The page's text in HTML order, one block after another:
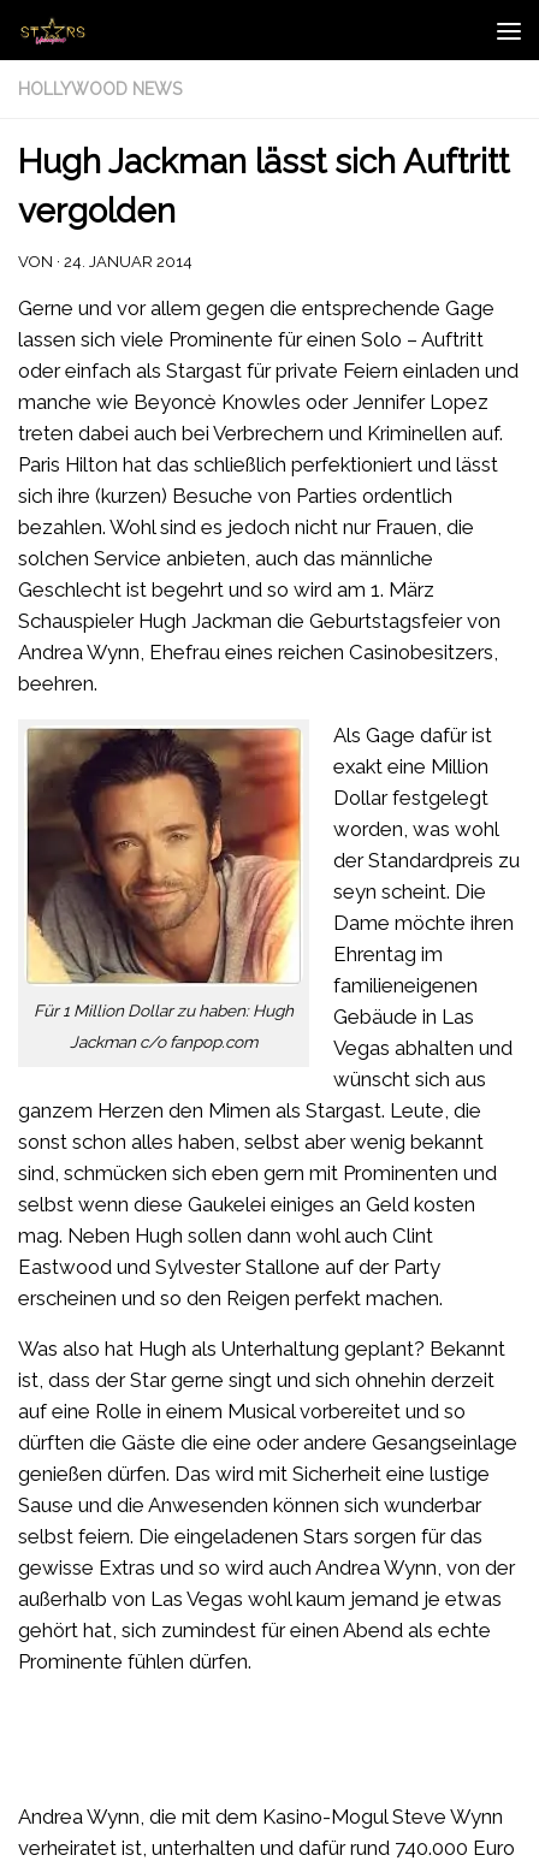
Zum Inhalt springen
HOLLYWOOD NEWS
Hugh Jackman lässt sich Auftritt
vergolden
VON · 24. JANUAR 2014
Gerne und vor allem gegen die entsprechende Gage
lassen sich viele Prominente für einen Solo – Auftritt
oder einfach als Stargast für private Feiern einladen und
manche wie Beyoncè Knowles oder Jennifer Lopez
treten dabei auch bei Verbrechern und Kriminellen auf.
Paris Hilton hat das schließlich perfektioniert und lässt
sich ihre (kurzen) Besuche von Parties ordentlich
bezahlen. Wohl sind es jedoch nicht nur Frauen, die
solchen Service anbieten, auch das männliche
Geschlecht ist begehrt und so wird am 1. März
Schauspieler Hugh Jackman die Geburtstagsfeier von
Andrea Wynn, Ehefrau eines reichen Casinobesitzers,
beehren.
Für 1 Million Dollar zu haben: Hugh
Jackman c/o fanpop.com
Als Gage dafür ist
exakt eine Million
Dollar festgelegt
worden, was wohl
der Standardpreis zu
seyn scheint. Die
Dame möchte ihren
Ehrentag im
familieneigenen
Gebäude in Las
Vegas abhalten und
wünscht sich aus
ganzem Herzen den Mimen als Stargast. Leute, die
sonst schon alles haben, selbst aber wenig bekannt
sind, schmücken sich eben gern mit Prominenten und
selbst wenn diese Gaukelei einiges an Geld kosten
mag. Neben Hugh sollen dann wohl auch Clint
Eastwood und Sylvester Stallone auf der Party
erscheinen und so den Reigen perfekt machen.
Was also hat Hugh als Unterhaltung geplant? Bekannt
ist, dass der Star gerne singt und sich ohnehin derzeit
auf eine Rolle in einem Musical vorbereitet und so
dürften die Gäste die eine oder andere Gesangseinlage
genießen dürfen. Das wird mit Sicherheit eine lustige
Sause und die Anwesenden können sich wunderbar
selbst feiern. Die eingeladenen Stars sorgen für das
gewisse Extras und so wird auch Andrea Wynn, von der
außerhalb von Las Vegas wohl kaum jemand je etwas
gehört hat, sich zumindest für einen Abend als echte
Prominente fühlen dürfen.
Andrea Wynn, die mit dem Kasino-Mogul Steve Wynn
verheiratet ist, unterhalten und dafür rund 740.000 Euro